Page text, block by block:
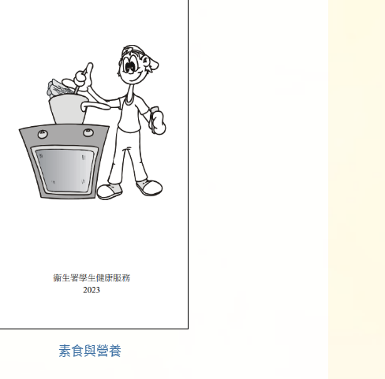
素食與營養